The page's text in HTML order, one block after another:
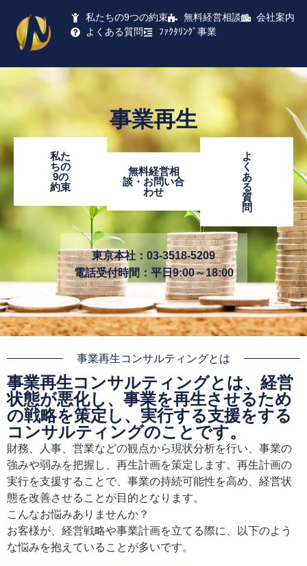
私たちの9つの約束 無料経営相談
会社案内
よくある質問
ﾌｧｸﾀﾘﾝｸﾞ事業
事業再生
私た
ちの
9の
約束
無料経営相
談・お問い合
わせ
よ
く
あ
る
質
問
東京本社：03-3518-5209
電話受付時間：平日9:00～18:00
事業再生コンサルティングとは
事業再生コンサルティングとは、経営
状態が悪化し、事業を再生させるため
の戦略を策定し、実行する支援をする
コンサルティングのことです。
財務、人事、営業などの観点から現状分析を行い、事業の
強みや弱みを把握し、再生計画を策定します。再生計画の
実行を支援することで、事業の持続可能性を高め、経営状
態を改善させることが目的となります。
こんなお悩みありませんか？
お客様が、経営戦略や事業計画を立てる際に、以下のよう
な悩みを抱えていることが多いです。